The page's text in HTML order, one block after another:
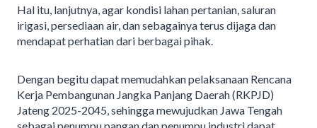
Hal itu, lanjutnya, agar kondisi lahan pertanian, saluran
irigasi, persediaan air, dan sebagainya terus dijaga dan
mendapat perhatian dari berbagai pihak.
Dengan begitu dapat memudahkan pelaksanaan Rencana
Kerja Pembangunan Jangka Panjang Daerah (RKPJD)
Jateng 2025-2045, sehingga mewujudkan Jawa Tengah